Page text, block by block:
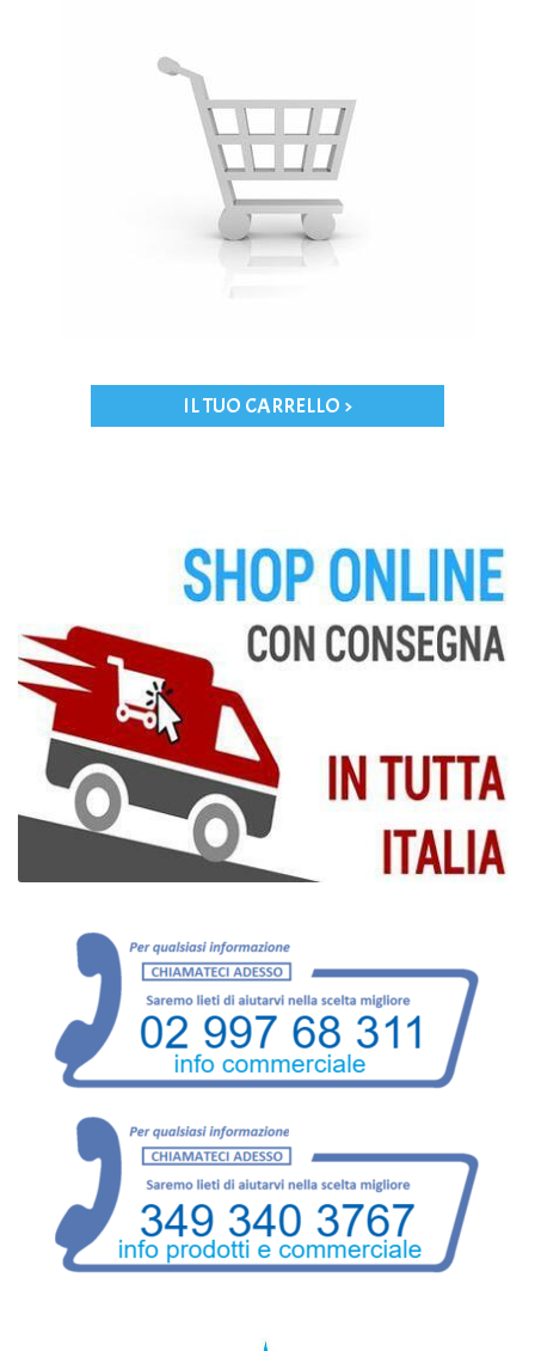
IL TUO CARRELLO >